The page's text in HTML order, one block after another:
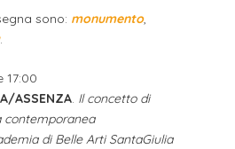
sono: monumento,
.
17:00
ASSENZA. Il concetto di
contemporanea
di Belle Arti SantaGiulia